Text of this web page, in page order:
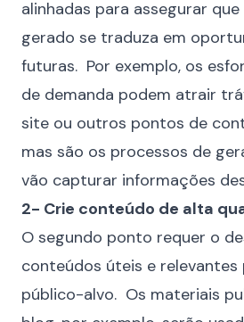
alinhadas para assegurar
gerado se traduza em
futuras. Por exemplo, os
de demanda podem atrair
site ou outros pontos de
mas são os processos de
vão capturar informações
2- Crie conteúdo de alta
O segundo ponto requer o
conteúdos úteis e relevantes
público-alvo. Os materiais